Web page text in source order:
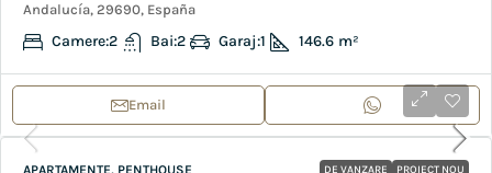
Andalucía, 29690, España
Camere:2 Bai:2 Garaj:1 146.6 m²
Email
DE VANZARE PROIECT NOU
APARTAMENTE, PENTHOUSE